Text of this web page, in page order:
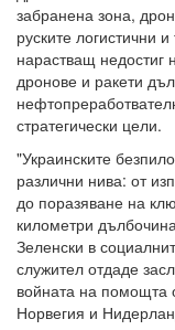
забранена зона,
руските логистични
нарастващ недостиг
дронове и ракети
стратегически цели.
"Украинските
различни нива: от
до поразяване на
километри
Зеленски в
служител отдаде
войната на помощта
Норвегия и